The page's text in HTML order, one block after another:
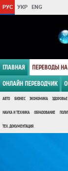
РУС УКР ENG
ГЛАВНАЯ ПЕРЕВОДЫ
ОНЛАЙН ПЕРЕВОДЧИК
АВТО БИЗНЕС ЭКОНОМИКА ЗДОРОВЬЕ
НАУКА И ТЕХНИКА ОБРАЗОВАНИЕ
ТЕХ. ДОКУМЕНТАЦИЯ